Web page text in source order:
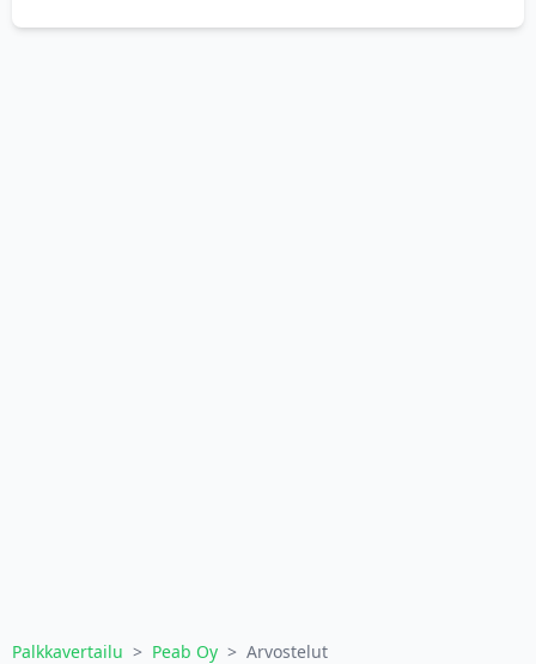
Palkkavertailu > Peab Oy > Arvostelut